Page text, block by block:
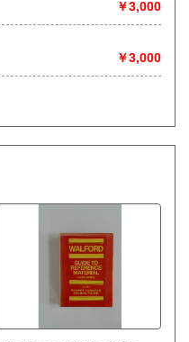
￥3,000
￥3,000